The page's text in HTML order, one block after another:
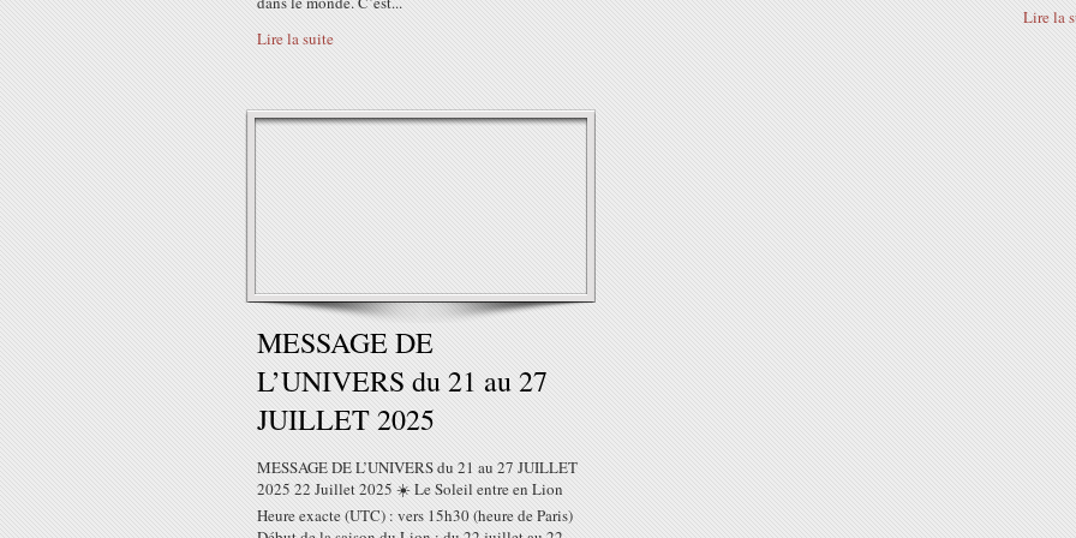
Lire la suite
Lire la
MESSAGE DE
L’UNIVERS du 21 au 27
JUILLET 2025
MESSAGE DE L’UNIVERS du 21 au 27 JUILLET
2025 22 Juillet 2025 ☀️ Le Soleil entre en Lion
Heure exacte (UTC) : vers 15h30 (heure de Paris)